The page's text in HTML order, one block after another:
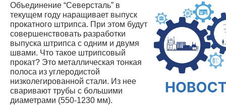
Объединение “Северсталь” в
текущем году наращивает выпуск
прокатного штрипса. При этом будут
совершенствовать разработки
выпуска штрипса с одним и двумя
швами. Что такое штрипсовый
прокат? Это металлическая тонкая
полоса из углеродистой
низколегированной стали. Из нее
сваривают трубы с большими
диаметрами (550-1230 мм).